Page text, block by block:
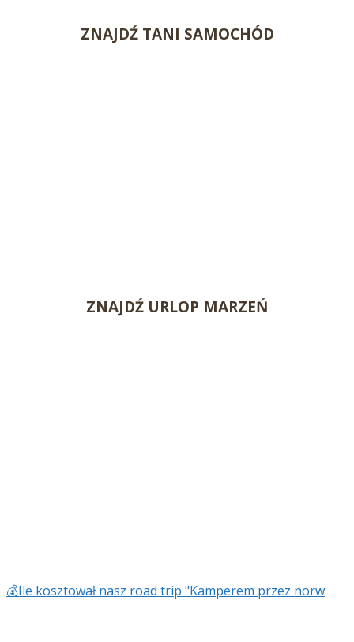
ZNAJDŹ TANI SAMOCHÓD
ZNAJDŹ URLOP MARZEŃ
💰Ile kosztował nasz road trip "Kamperem przez norw